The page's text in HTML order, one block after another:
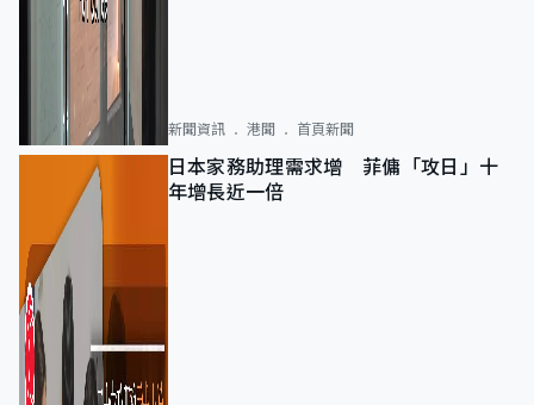
新聞資訊 港聞 首頁新聞
日本家務助理需求增 菲傭「攻日」十
年增長近一倍